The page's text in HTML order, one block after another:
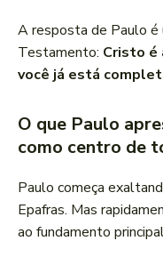
A resposta de Paulo é
Testamento: Cristo é
você já está
O que Paulo
como centro de
Paulo começa
Epafras. Mas
ao fundamento